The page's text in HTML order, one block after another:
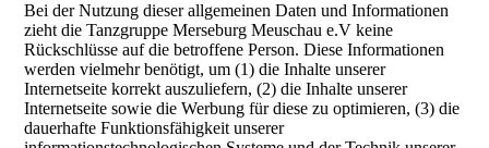
Bei der Nutzung dieser allgemeinen Daten und Informationen
zieht die Tanzgruppe Merseburg Meuschau e.V keine
Rückschlüsse auf die betroffene Person. Diese Informationen
werden vielmehr benötigt, um (1) die Inhalte unserer
Internetseite korrekt auszuliefern, (2) die Inhalte unserer
Internetseite sowie die Werbung für diese zu optimieren, (3) die
dauerhafte Funktionsfähigkeit unserer